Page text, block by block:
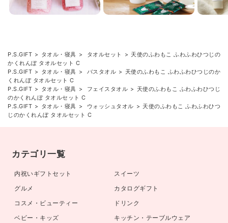
P.S.GIFT タオル・寝具 タオルセット
天使のふわもこ ふわふわひつじの
かくれんぼ タオルセット C
P.S.GIFT
タオル・寝具 バスタオル
天使のふわもこ ふわふわひつじのか
くれんぼ タオルセット C
P.S.GIFT
タオル・寝具 フェイスタオル
天使のふわもこ ふわふわひつじ
のかくれんぼ タオルセット C
P.S.GIFT
タオル・寝具 ウォッシュタオル
天使のふわもこ ふわふわひつ
じのかくれんぼ タオルセット C
カテゴリ一覧
内祝いギフトセット
スイーツ
グルメ
カタログギフト
コスメ・ビューティー
ドリンク
ベビー・キッズ
キッチン・テーブルウェア